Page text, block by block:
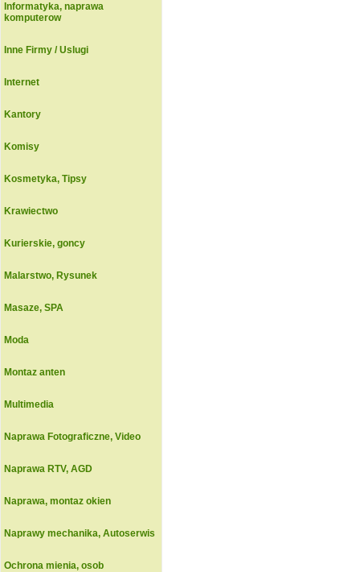
Informatyka, naprawa
komputerow
Inne Firmy / Uslugi
Internet
Kantory
Komisy
Kosmetyka, Tipsy
Krawiectwo
Kurierskie, goncy
Malarstwo, Rysunek
Masaze, SPA
Moda
Montaz anten
Multimedia
Naprawa Fotograficzne, Video
Naprawa RTV, AGD
Naprawa, montaz okien
Naprawy mechanika, Autoserwis
Ochrona mienia, osob